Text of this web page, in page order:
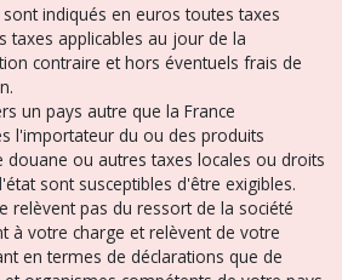
indiqués en euros toutes taxes
taxes applicables au jour de la
contraire et hors éventuels frais de
un pays autre que la France
l'importateur du ou des produits
douane ou autres taxes locales ou droits
sont susceptibles d'être exigibles.
relèvent pas du ressort de la société
à votre charge et relèvent de votre
en termes de déclarations que de